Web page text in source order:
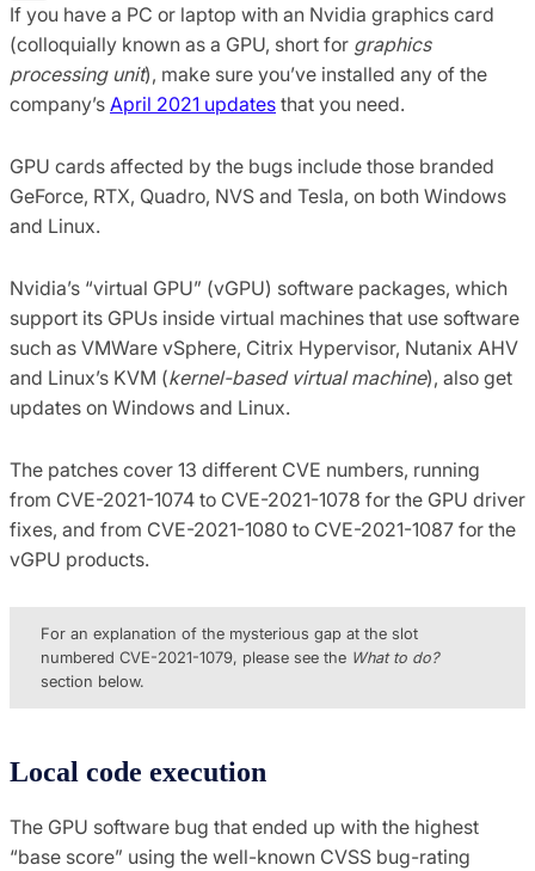
If you have a PC or laptop with an Nvidia graphics card
(colloquially known as a GPU, short for graphics
processing unit), make sure you’ve installed any of the
company’s April 2021 updates that you need.
GPU cards affected by the bugs include those branded
GeForce, RTX, Quadro, NVS and Tesla, on both Windows
and Linux.
Nvidia’s “virtual GPU” (vGPU) software packages, which
support its GPUs inside virtual machines that use software
such as VMWare vSphere, Citrix Hypervisor, Nutanix AHV
and Linux’s KVM (kernel-based virtual machine), also get
updates on Windows and Linux.
The patches cover 13 different CVE numbers, running
from CVE-2021-1074 to CVE-2021-1078 for the GPU driver
fixes, and from CVE-2021-1080 to CVE-2021-1087 for the
vGPU products.
For an explanation of the mysterious gap at the slot
numbered CVE-2021-1079, please see the What to do?
section below.
Local code execution
The GPU software bug that ended up with the highest
“base score” using the well-known CVSS bug-rating